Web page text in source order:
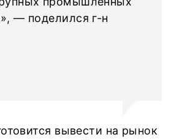
— поделился г-н
вывести на рынок